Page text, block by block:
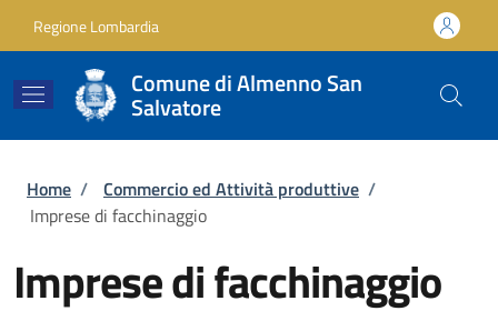
Regione Lombardia
Comune di Almenno San
Salvatore
Briciole di pane
Home / Commercio ed Attività produttive /
Imprese di facchinaggio
Imprese di facchinaggio